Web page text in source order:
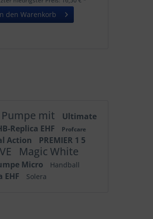
den Warenkorb
Pumpe mit Ultimate
Replica EHF
Profcare
Action PREMIER 1 5
Magic White
Micro Handball
EHF Solera